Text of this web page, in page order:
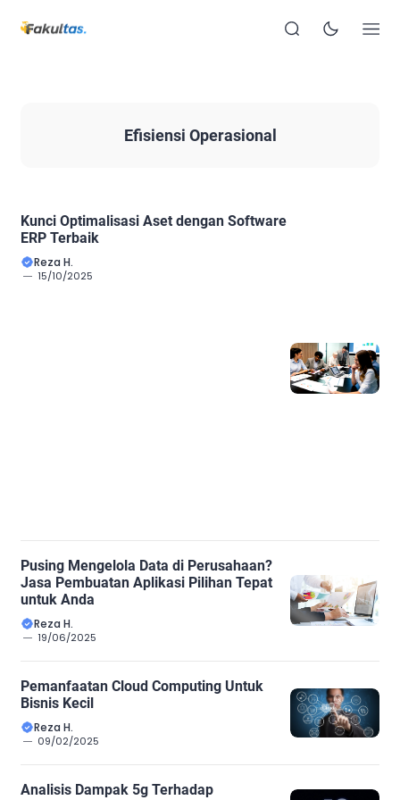
Efisiensi Operasional
Kunci Optimalisasi Aset dengan Software
ERP Terbaik
Reza H.
15/10/2025
Pusing Mengelola Data di Perusahaan?
Jasa Pembuatan Aplikasi Pilihan Tepat
untuk Anda
Reza H.
19/06/2025
Pemanfaatan Cloud Computing Untuk
Bisnis Kecil
Reza H.
09/02/2025
Analisis Dampak 5g Terhadap